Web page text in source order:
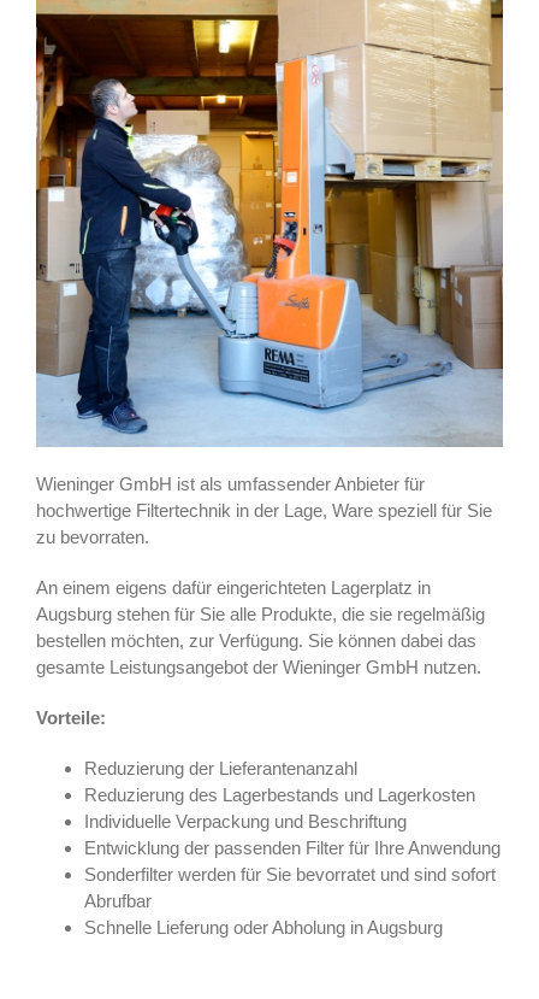
Wieninger GmbH ist als umfassender Anbieter für
hochwertige Filtertechnik in der Lage, Ware speziell für Sie
zu bevorraten.
An einem eigens dafür eingerichteten Lagerplatz in
Augsburg stehen für Sie alle Produkte, die sie regelmäßig
bestellen möchten, zur Verfügung. Sie können dabei das
gesamte Leistungsangebot der Wieninger GmbH nutzen.
Vorteile:
Reduzierung der Lieferantenanzahl
Reduzierung des Lagerbestands und Lagerkosten
Individuelle Verpackung und Beschriftung
Entwicklung der passenden Filter für Ihre Anwendung
Sonderfilter werden für Sie bevorratet und sind sofort
Abrufbar
Schnelle Lieferung oder Abholung in Augsburg